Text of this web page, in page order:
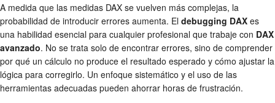
A medida que las medidas DAX se vuelven más complejas, la
probabilidad de introducir errores aumenta. El debugging DAX es
una habilidad esencial para cualquier profesional que trabaje con DAX
avanzado. No se trata solo de encontrar errores, sino de comprender
por qué un cálculo no produce el resultado esperado y cómo ajustar la
lógica para corregirlo. Un enfoque sistemático y el uso de las
herramientas adecuadas pueden ahorrar horas de frustración.